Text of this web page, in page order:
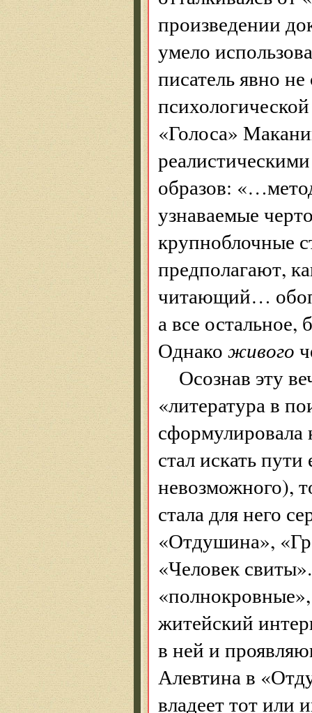
произведении
умело
писатель явно
«Голоса»
образов:
узнаваемые
крупноблочные
предполагают,
читающий…
а все остальное,
Однако живого
Осознав эту
«литература в
стал искать
невозможного),
стала для него
«Отдушина»,
«Человек
житейский
в ней и
Алевтина в
владеет тот или